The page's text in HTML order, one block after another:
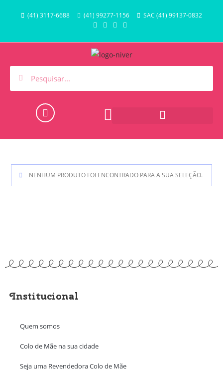
(41) 3117-6688 (41) 99277-1156 SAC (41) 99137-0832
NENHUM PRODUTO FOI ENCONTRADO PARA A SUA SELEÇÃO.
Institucional
Quem somos
Colo de Mãe na sua cidade
Seja uma Revendedora Colo de Mãe